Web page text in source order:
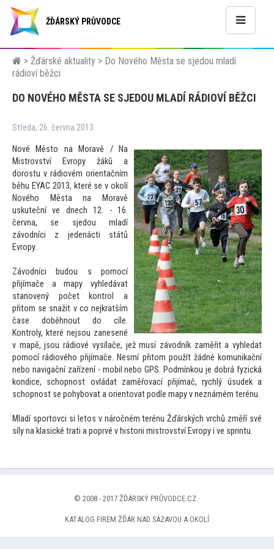
ŽĎÁRSKÝ PRŮVODCE
> Žďárské aktuality > Do Nového Města se sjedou mladí
rádioví běžci
DO NOVÉHO MĚSTA SE SJEDOU MLADÍ RÁDIOVÍ BĚŽCI
Středa, 26. června 2013
Nové Město na Moravě / Na
Mistrovství Evropy žáků a
dorostu v rádiovém orientačním
běhu EYAC 2013, které se v okolí
Nového Města na Moravě
uskuteční ve dnech 12. - 16.
června, se sjedou mladí
závodníci z jedenácti států
Evropy.
Závodníci budou s pomocí
přijímače a mapy vyhledávat
stanovený počet kontrol a
přitom se snažit v co nejkratším
čase doběhnout do cíle.
Kontroly, které nejsou zanesené
v mapě, jsou rádiové vysílače, jež musí závodník zaměřit a vyhledat
pomocí rádiového přijímače. Nesmí přitom použít žádné komunikační
nebo navigační zařízení - mobil nebo GPS. Podmínkou je dobrá fyzická
kondice, schopnost ovládat zaměřovací přijímač, rychlý úsudek a
schopnost se pohybovat a orientovat podle mapy v neznámém terénu.
Mladí sportovci si letos v náročném terénu Žďárských vrchů změří své
síly na klasické trati a poprvé v historii mistrovství Evropy i ve sprintu.
© 2008 - 2017 ŽĎÁRSKÝ PRŮVODCE.CZ ·
KATALOG FIREM ŽĎÁR NAD SÁZAVOU A OKOLÍ